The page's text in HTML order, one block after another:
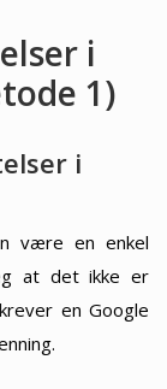
i
1)
i
være en enkel
at det ikke er
en Google